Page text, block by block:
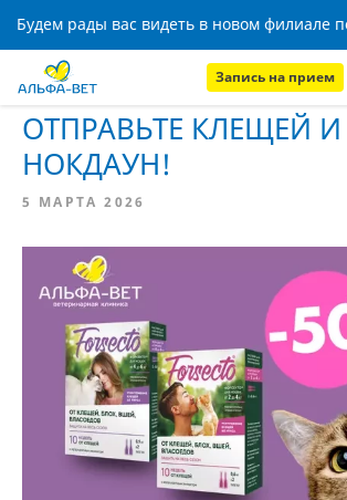
Запись на прием
Главная
ОТПРАВЬТЕ КЛЕЩЕЙ
НОКДАУН!
5 МАРТА 2026